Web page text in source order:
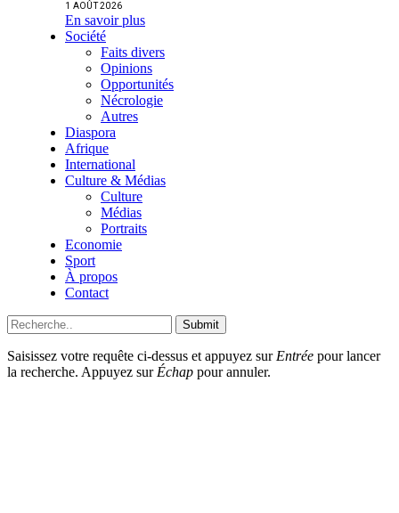
1 AOÛT 2026
En savoir plus
Société
Faits divers
Opinions
Opportunités
Nécrologie
Autres
Diaspora
Afrique
International
Culture & Médias
Culture
Médias
Portraits
Economie
Sport
À propos
Contact
Submit
Saisissez votre requête ci-dessus et appuyez surEntrée pour lancer
la recherche. Appuyez surÉchap pour annuler.